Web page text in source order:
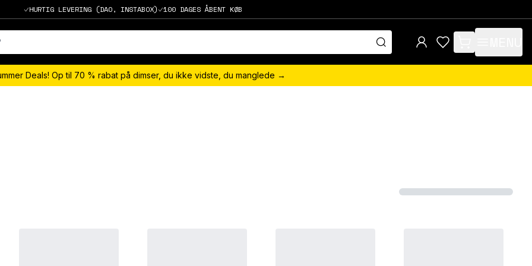
HURTIG LEVERING (DAO, INSTABOX) 100 DAGES ÅBENT KØB
items in cart, view
Deals! Op til 70 % rabat på dimser, du ikke vidste, du manglede →